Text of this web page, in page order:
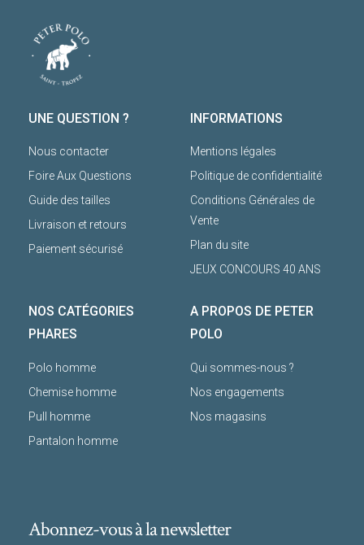
UNE QUESTION ?
Nous contacter
Foire Aux Questions
Guide des tailles
Livraison et retours
Paiement sécurisé
INFORMATIONS
Mentions légales
Politique de confidentialité
Conditions Générales de
Vente
Plan du site
JEUX CONCOURS 40 ANS
NOS CATÉGORIES
PHARES
Polo homme
Chemise homme
Pull homme
Pantalon homme
A PROPOS DE PETER
POLO
Qui sommes-nous ?
Nos engagements
Nos magasins
Abonnez-vous à la newsletter